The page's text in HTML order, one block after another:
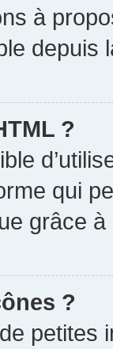
à
depuis
?
qui
grâce à
?
petites